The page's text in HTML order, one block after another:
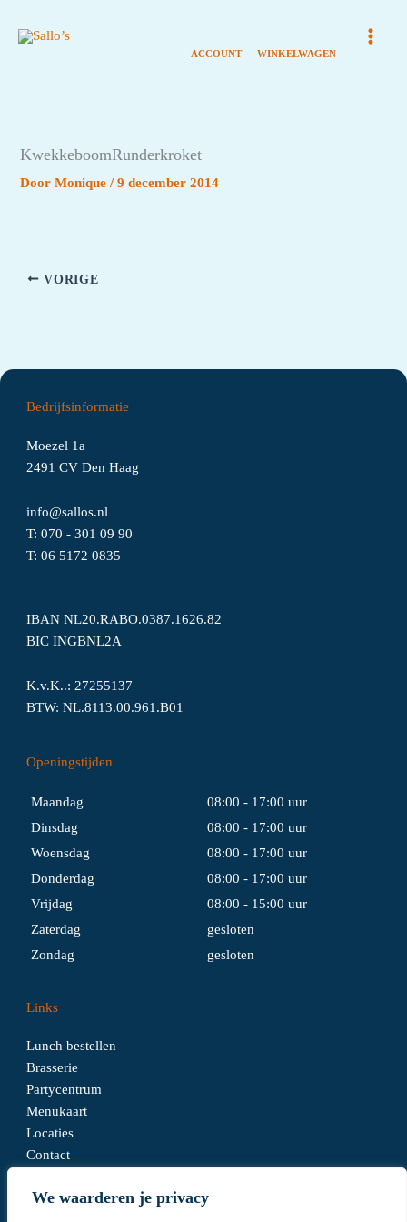
We waarderen je privacy
naar
KwekkeboomRunderkroket
DoorMonique/9 december 2014
VORIGE
Bedrijfsinformatie
Moezel 1a
2491 CV Den Haag
info@sallos.nl
T:070 - 301 09 90
T:0651720835
IBAN NL20.RABO.0387.1626.82
BIC INGBNL2A
K.v.K..: 27255137
BTW: NL.8113.00.961.B01
Openingstijden
Maandag
08:00 - 17:00 uur
Dinsdag
08:00 - 17:00 uur
Woensdag
08:00 - 17:00 uur
Donderdag
08:00 - 17:00 uur
Vrijdag
08:00 - 15:00 uur
Zaterdag
gesloten
Zondag
gesloten
Links
Lunch bestellen
Brasserie
Partycentrum
Menukaart
Locaties
Contact